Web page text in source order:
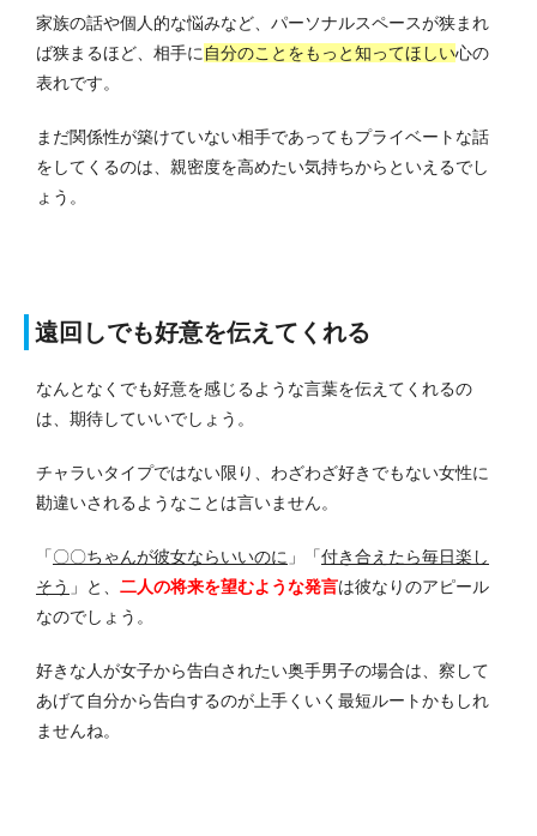
家族の話や個人的な悩みなど、パーソナルスペースが狭まれ
ば狭まるほど、 相手に 自分のことをもっと知ってほしい心の
表れです。
まだ関係性が築けていない相手であってもプライベートな話
をしてくるのは、親密度を高めたい気持ちからといえるでし
ょう。
遠回しでも好意を伝えてくれる
なんとなくでも好意を感じるような言葉を伝えてくれるの
は、期待していいでしょう。
チャラいタイプではない限り、わざわざ好きでもない女性に
勘違いされるようなことは言いません。
「〇〇ちゃんが彼女ならいいのに 」「付き合えたら毎日楽し
そう 」と、 二人の将来を望むような発言は彼なりのアピール
なのでしょう。
好きな人が女子から告白されたい奥手男子の場合は、察して
あげて自分から告白するのが上手くいく最短ルートかもしれ
ませんね。